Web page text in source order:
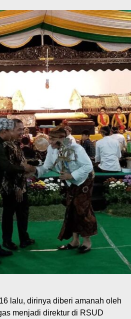
lalu, dirinya diberi amanah oleh
menjadi direktur di RSUD